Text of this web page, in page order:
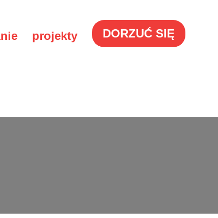
projekty DORZUĆ SIĘ